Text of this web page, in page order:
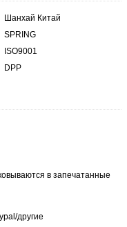
Шанхай Китай
SPRING
ISO9001
DPP
в запечатанные
другие